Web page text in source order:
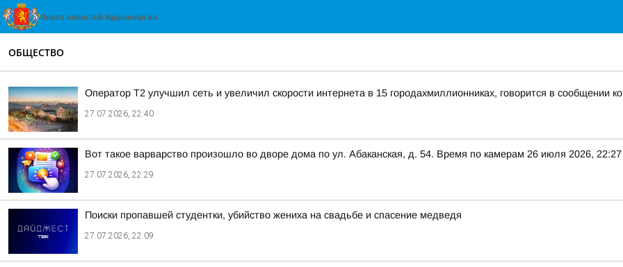
ОБЩЕСТВО
Оператор Т2 улучшил сеть и увеличил скорости интернета в 15 городахмиллионниках, говорится в сообщении
27.07.2026, 22:40
Вот такое варварство произошло во дворе дома по ул. Абаканская, д. 54. Время по камерам 26 июля 2026, 22:27
27.07.2026, 22:29
Поиски пропавшей студентки, убийство жениха на свадьбе и спасение медведя
27.07.2026, 22:09